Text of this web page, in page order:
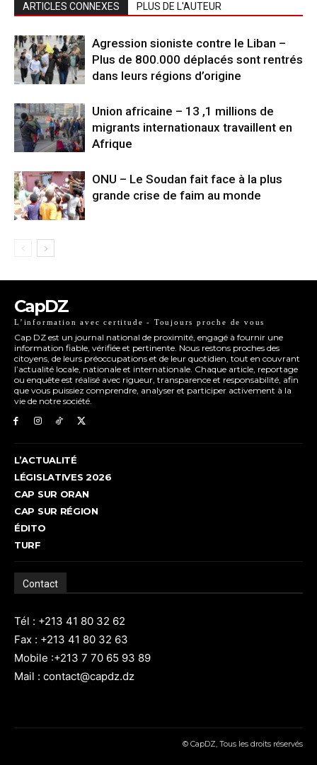
ARTICLES CONNEXES PLUS DE L'AUTEUR
Agression sioniste contre le Liban –
Plus de 800.000 déplacés sont rentrés
dans leurs régions d’origine
Union africaine – 13 ,1 millions de
migrants internationaux travaillent en
Afrique
ONU – Le Soudan fait face à la plus
grande crise de faim au monde
CapDZ
L’information avec certitude - Toujours proche de vous
Cap DZ est un journal national de proximité, engagé à fournir une
information fiable, vérifiée et pertinente. Nous restons proches des
citoyens, de leurs préoccupations et de leur quotidien, tout en couvrant
l’actualité locale, nationale et internationale. Chaque article, reportage
ou enquête est réalisé avec rigueur, transparence et responsabilité, afin
que vous puissiez comprendre, analyser et participer activement à la
vie de notre société.
L’ACTUALITÉ
LÉGISLATIVES 2026
CAP SUR ORAN
CAP SUR RÉGION
ÉDITO
TURF
Contact
Tél : +213 41 80 32 62
Fax : +213 41 80 32 63
Mobile :+213 7 70 65 93 89
Mail : contact@capdz.dz
© CapDZ, Tous les droits réservés